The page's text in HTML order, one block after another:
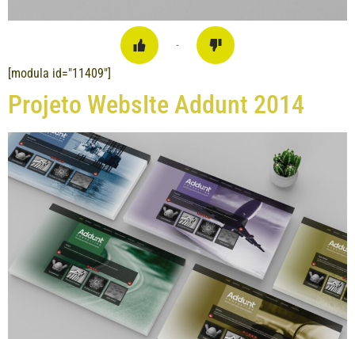
-
[modula id="11409"]
Projeto WebsIte Addunt 2014